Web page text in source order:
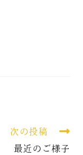
次の投稿
最近のご様子